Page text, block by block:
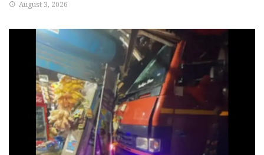
August 3, 2026